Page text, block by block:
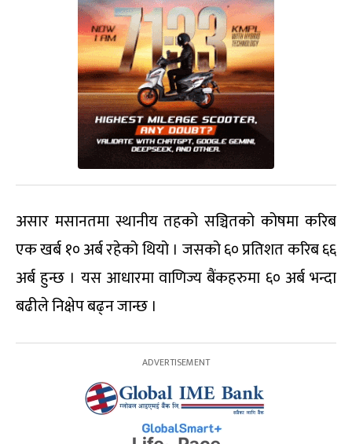
असार मसानतमा स्थानीय तहको सञ्चितको कोषमा करिब
एक खर्ब १० अर्ब रहेको थियो । जसको ६० प्रतिशत करिब ६६
अर्ब हुन्छ । यस आधारमा वाणिज्य बैंकहरुमा ६० अर्ब भन्दा
बढीले निक्षेप बढ्न जान्छ ।